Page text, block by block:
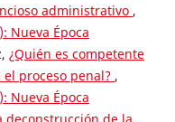
administrativo ,
Nueva Época
¿Quién es competente
proceso penal? ,
Nueva Época